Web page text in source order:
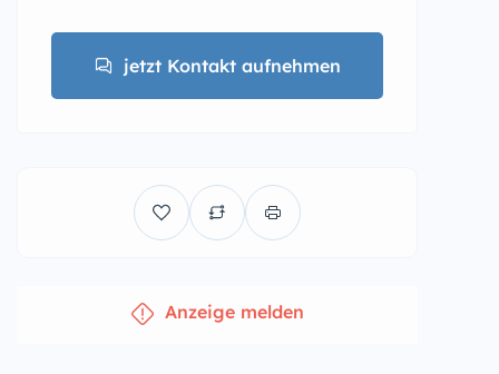
jetzt Kontakt aufnehmen
Anzeige melden